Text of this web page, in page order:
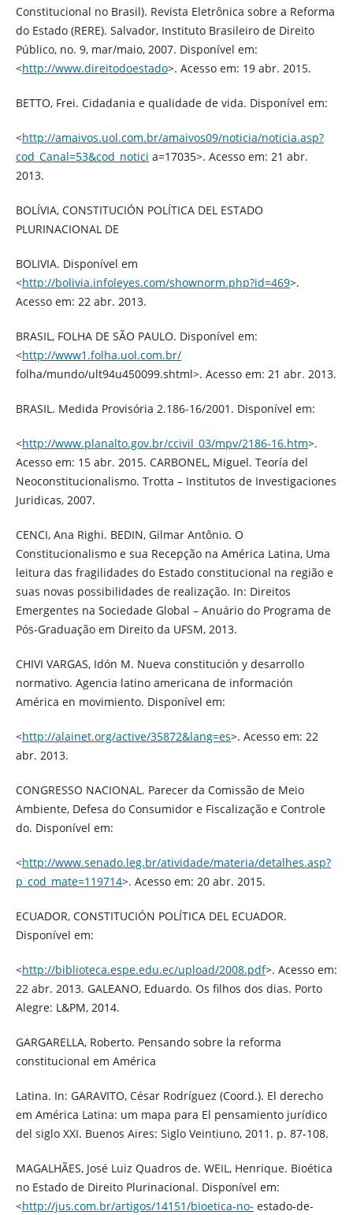
Constitucional no Brasil). Revista Eletrônica sobre a Reforma
do Estado (RERE). Salvador, Instituto Brasileiro de Direito
Público, no. 9, mar/maio, 2007. Disponível em:
<http://www.direitodoestado>. Acesso em: 19 abr. 2015.
BETTO, Frei. Cidadania e qualidade de vida. Disponível em:
<http://amaivos.uol.com.br/amaivos09/noticia/noticia.asp?
cod_Canal=53&cod_notici a=17035>. Acesso em: 21 abr.
2013.
BOLÍVIA, CONSTITUCIÓN POLÍTICA DEL ESTADO
PLURINACIONAL DE
BOLIVIA. Disponível em
<http://bolivia.infoleyes.com/shownorm.php?id=469>.
Acesso em: 22 abr. 2013.
BRASIL, FOLHA DE SÃO PAULO. Disponível em:
<http://www1.folha.uol.com.br/
folha/mundo/ult94u450099.shtml>. Acesso em: 21 abr. 2013.
BRASIL. Medida Provisória 2.186-16/2001. Disponível em:
<http://www.planalto.gov.br/ccivil_03/mpv/2186-16.htm>.
Acesso em: 15 abr. 2015. CARBONEL, Miguel. Teoría del
Neoconstitucionalismo. Trotta – Institutos de Investigaciones
Juridicas, 2007.
CENCI, Ana Righi. BEDIN, Gilmar Antônio. O
Constitucionalismo e sua Recepção na América Latina, Uma
leitura das fragilidades do Estado constitucional na região e
suas novas possibilidades de realização. In: Direitos
Emergentes na Sociedade Global – Anuário do Programa de
Pós-Graduação em Direito da UFSM, 2013.
CHIVI VARGAS, Idón M. Nueva constitución y desarrollo
normativo. Agencia latino americana de información
América en movimiento. Disponível em:
<http://alainet.org/active/35872&lang=es>. Acesso em: 22
abr. 2013.
CONGRESSO NACIONAL. Parecer da Comissão de Meio
Ambiente, Defesa do Consumidor e Fiscalização e Controle
do. Disponível em:
<http://www.senado.leg.br/atividade/materia/detalhes.asp?
p_cod_mate=119714>. Acesso em: 20 abr. 2015.
ECUADOR, CONSTITUCIÓN POLÍTICA DEL ECUADOR.
Disponível em:
<http://biblioteca.espe.edu.ec/upload/2008.pdf>. Acesso em:
22 abr. 2013. GALEANO, Eduardo. Os filhos dos dias. Porto
Alegre: L&PM, 2014.
GARGARELLA, Roberto. Pensando sobre la reforma
constitucional em América
Latina. In: GARAVITO, César Rodríguez (Coord.). El derecho
em América Latina: um mapa para El pensamiento jurídico
del siglo XXI. Buenos Aires: Siglo Veintiuno, 2011. p. 87-108.
MAGALHÃES, José Luiz Quadros de. WEIL, Henrique. Bioética
no Estado de Direito Plurinacional. Disponível em:
<http://jus.com.br/artigos/14151/bioetica-no- estado-de-